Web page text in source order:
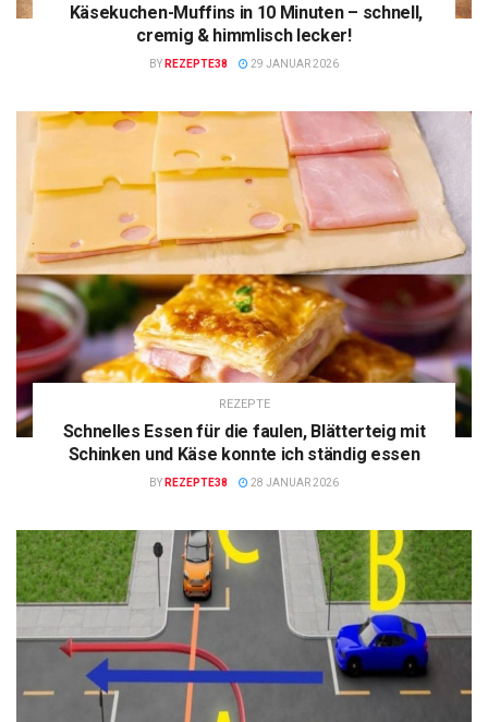
Käsekuchen-Muffins in 10 Minuten – schnell,
cremig & himmlisch lecker!
BY REZEPTE38 29 JANUAR 2026
REZEPTE
Schnelles Essen für die faulen, Blätterteig mit
Schinken und Käse konnte ich ständig essen
BY REZEPTE38 28 JANUAR 2026